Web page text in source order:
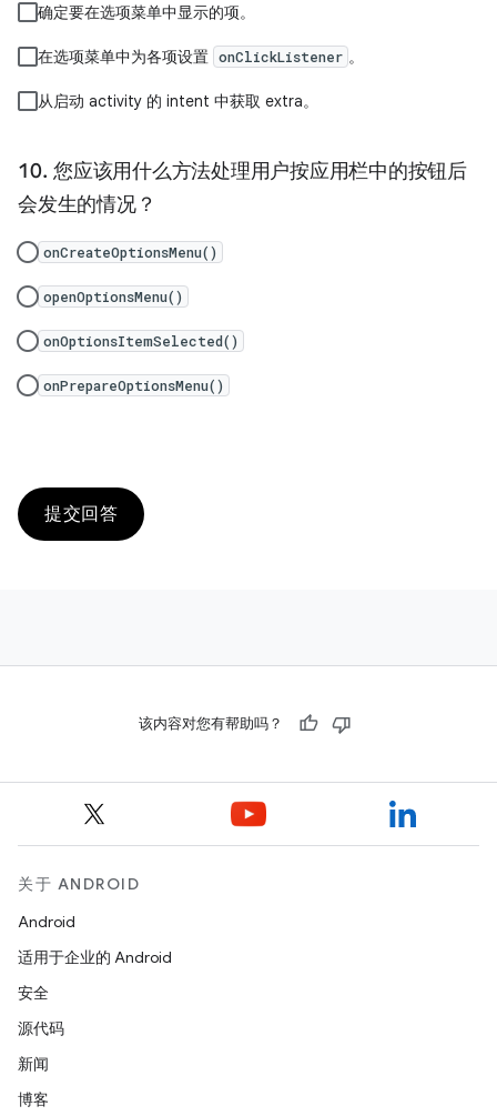
确定要在选项菜单中显示的项。
在选项菜单中为各项设置 onClickListener 。
从启动 activity 的 intent 中获取 extra。
您应该用什么方法处理用户按应用栏中的按钮后
会发生的情况？
onCreateOptionsMenu()
openOptionsMenu()
onOptionsItemSelected()
onPrepareOptionsMenu()
提交回答
该内容对您有帮助吗？
关于 ANDROID
Android
适用于企业的 Android
安全
源代码
新闻
博客